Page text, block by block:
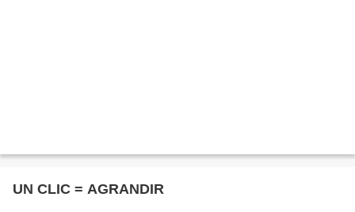
UN CLIC = AGRANDIR